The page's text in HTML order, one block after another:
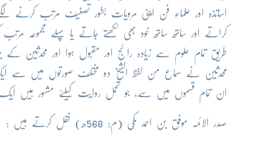
اساتذہ اور علماء فن اپنی مرویات بطور تصنیف مرتب
کراتے اور ساتھ ساتھ خود بھی لکھتے جاتے یا پہلے مجموعہ
طریق تمام علوم سے زیادہ رائج اور مقبول ہوا اور محدثین
محدثین نے سماع من لفظ الشیخ دو مختلف صورتوں میں سے ایک
ان تمام قسموں میں سے، جو تحمل روایت کیلئے مشہور ہیں
صدر الائمہ موفق بن احمد مکّی (م: 568ھ) نقل کرتے ہیں :